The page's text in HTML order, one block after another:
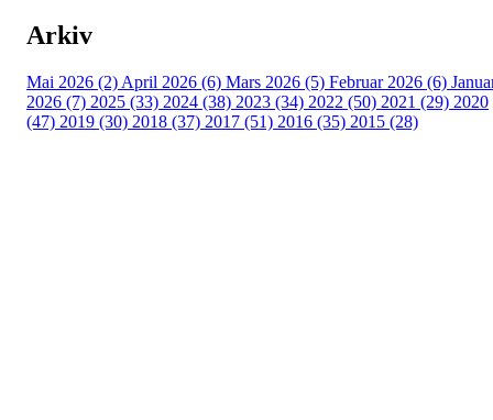
Arkiv
Mai 2026 (2) April 2026 (6) Mars 2026 (5) Februar 2026 (6)
2026 (7) 2025 (33) 2024 (38) 2023 (34) 2022 (50) 2021 (29) 2020
(47) 2019 (30) 2018 (37) 2017 (51) 2016 (35) 2015 (28)